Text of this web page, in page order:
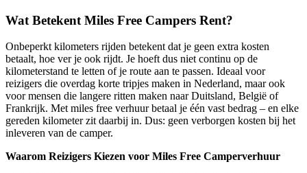
Wat Betekent Miles Free Campers Rent?
Onbeperkt kilometers rijden betekent dat je geen extra kosten
betaalt, hoe ver je ook rijdt. Je hoeft dus niet continu op de
kilometerstand te letten of je route aan te passen. Ideaal voor
reizigers die overdag korte tripjes maken in Nederland, maar ook
voor mensen die langere ritten maken naar Duitsland, België of
Frankrijk. Met miles free verhuur betaal je één vast bedrag – en elke
gereden kilometer zit daarbij in. Dus: geen verborgen kosten bij het
inleveren van de camper.
Waarom Reizigers Kiezen voor Miles Free Camperverhuur